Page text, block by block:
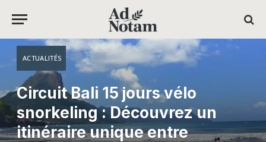
ACTUALITÉS
Circuit Bali 15 jours vélo
snorkeling : Découvrez un
itinéraire unique entre